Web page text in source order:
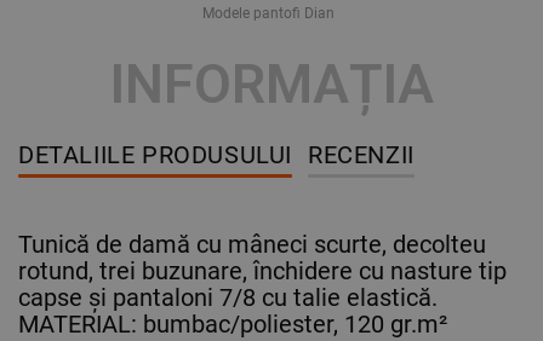
Modele pantofi Dian
INFORMAȚIA
DETALIILE PRODUSULUI RECENZII
Tunică de damă cu mâneci scurte, decolteu
rotund, trei buzunare, închidere cu nasture tip
capse și pantaloni 7/8 cu talie elastică.
MATERIAL: bumbac/poliester, 120 gr.m²